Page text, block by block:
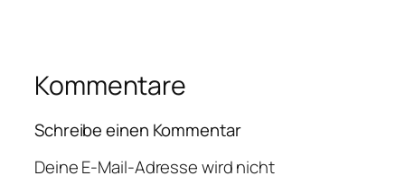
Kommentare
Schreibe einen Kommentar
Deine E-Mail-Adresse wird nicht